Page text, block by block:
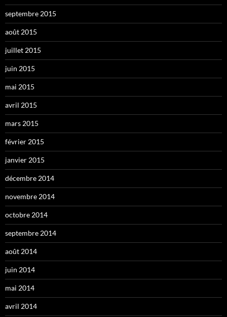
septembre 2015
août 2015
juillet 2015
juin 2015
mai 2015
avril 2015
mars 2015
février 2015
janvier 2015
décembre 2014
novembre 2014
octobre 2014
septembre 2014
août 2014
juin 2014
mai 2014
avril 2014